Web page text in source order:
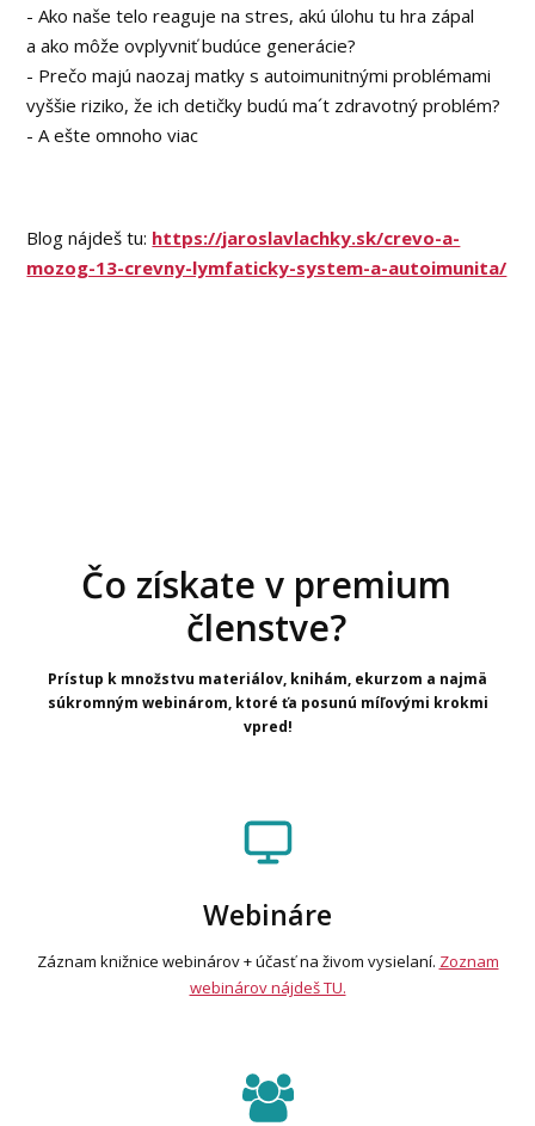
- Ako naše telo reaguje na stres, akú úlohu tu hra zápal
a ako môže ovplyvniť budúce generácie?
- Prečo majú naozaj matky s autoimunitnými problémami
vyššie riziko, že ich detičky budú ma´t zdravotný problém?
- A ešte omnoho viac
Blog nájdeš tu: https://jaroslavlachky.sk/crevo-a-
mozog-13-crevny-lymfaticky-system-a-autoimunita/
Čo získate v premium
členstve?
Prístup k množstvu materiálov, knihám, ekurzom a najmä
súkromným webinárom, ktoré ťa posunú míľovými krokmi
vpred!
Webináre
Záznam knižnice webinárov + účasť na živom vysielaní. Zoznam
webinárov nájdeš TU.